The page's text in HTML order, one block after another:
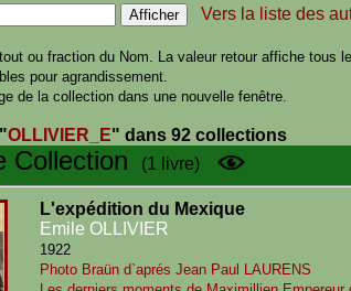
Vers la liste des
ou fraction du Nom. La valeur retour affiche tous
pour agrandissement.
de la collection dans une nouvelle fenêtre.
"OLLIVIER_E" dans 92 collections
Collection (1 livre)
L'expédition du Mexique
Emile OLLIVIER
1922
Photo Braün d`aprés Jean Paul LAURENS